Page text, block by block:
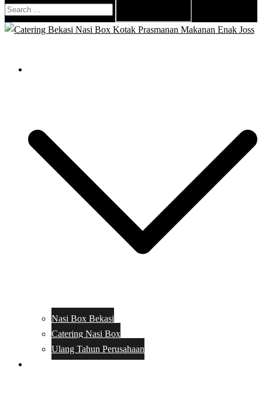
Search
for:
Nasi Box Bekasi
Catering Nasi Box
Ulang Tahun Perusahaan